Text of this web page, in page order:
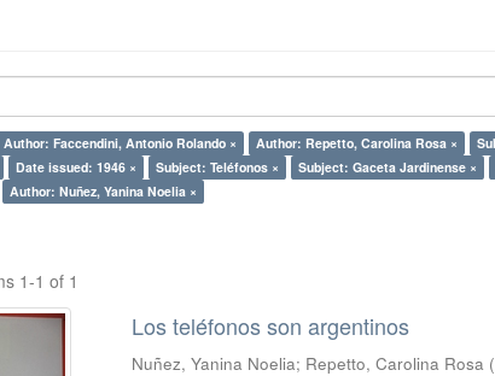
Author: Faccendini, Antonio Rolando × Author: Repetto, Carolina Rosa ×
Date issued: 1946 × Subject: Teléfonos × Subject: Gaceta Jardinense ×
Author: Nuñez, Yanina Noelia ×
1-1 of 1
Los teléfonos son argentinos
Nuñez, Yanina Noelia; Repetto, Carolina Rosa (